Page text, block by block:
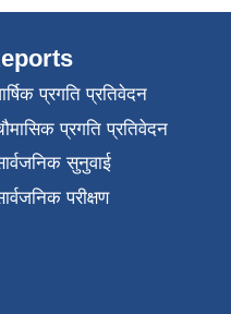
प्रगति प्रतिवेदन
प्रगति प्रतिवेदन
सुनुवाई
परीक्षण